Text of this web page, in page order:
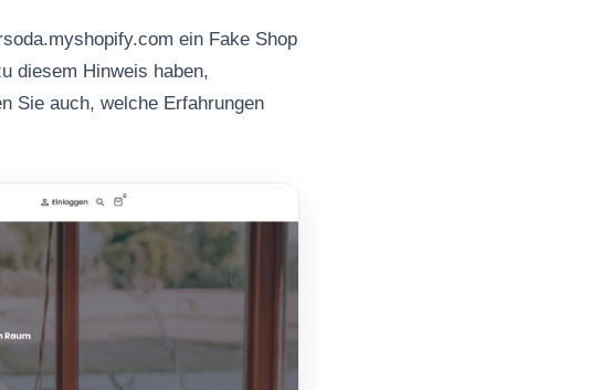
ein Fake Shop
diesem Hinweis haben,
Sie auch, welche Erfahrungen